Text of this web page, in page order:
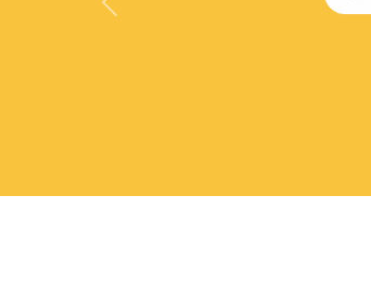
Previous